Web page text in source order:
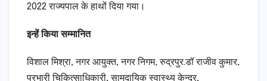
2022 राज्यपाल के हाथों दिया गया।
इन्हें किया सम्मानित
विशाल मिश्रा, नगर आयुक्त, नगर निगम, रुद्रपुर.डॉ राजीव कुमार,
प्रभारी चिकित्साधिकारी, सामुदायिक स्वास्थ्य केन्द्र,